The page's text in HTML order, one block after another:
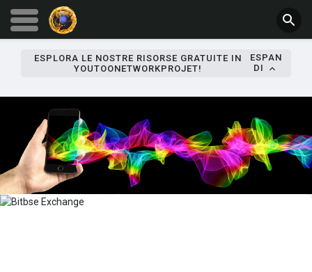
ESPLORA LE NOSTRE RISORSE GRATUITE IN
YOUTOONETWORKPROJET!
ESPAN
DI